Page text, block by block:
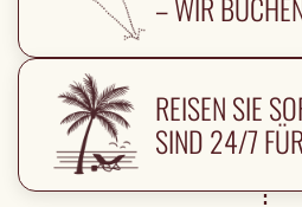
REISEN SIE
SIND 24/7